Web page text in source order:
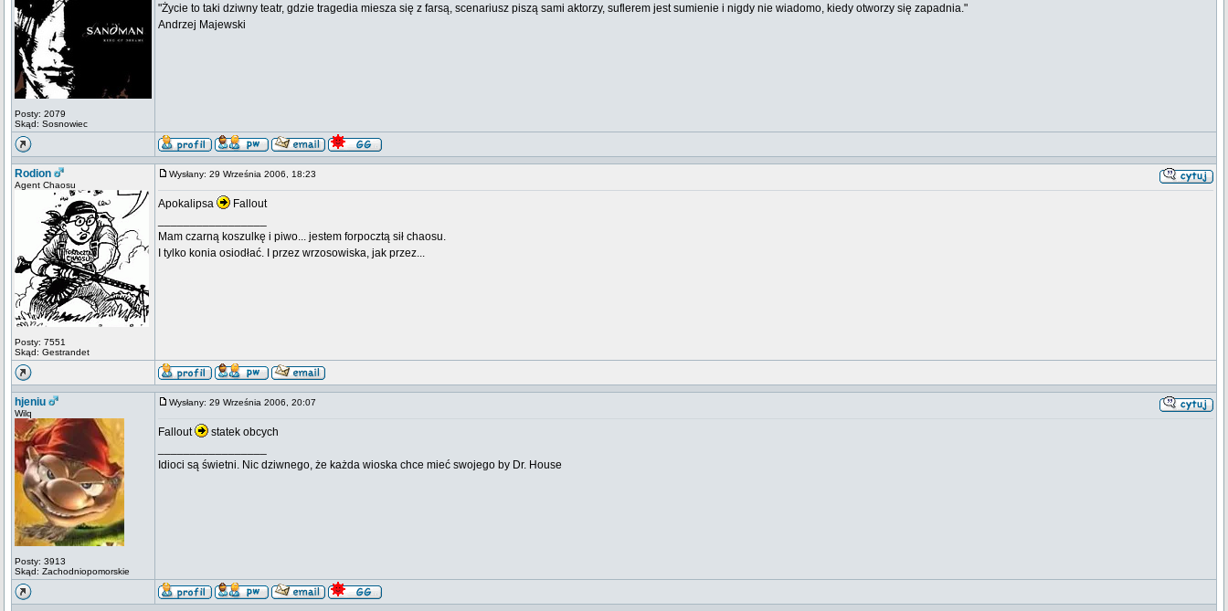
Posty: 2079
Skąd: Sosnowiec
"Życie to taki dziwny teatr, gdzie tragedia miesza się z farsą, scenariusz piszą sami aktorzy, suflerem jest sumienie i nigdy nie wiadomo, kiedy otworzy się zapadnia."
Andrzej Majewski
Rodion
Agent Chaosu
Posty: 7551
Skąd: Gestrandet
Wysłany: 29 Września 2006, 18:23
Apokalipsa
Fallout
Mam czarną koszulkę i piwo... jestem forpocztą sił chaosu.
I tylko konia osiodłać. I przez wrzosowiska, jak przez...
hjeniu
Wilq
Posty: 3913
Skąd: Zachodniopomorskie
Wysłany: 29 Września 2006, 20:07
Fallout
statek obcych
Idioci są świetni. Nic dziwnego, że każda wioska chce mieć swojego by Dr. House